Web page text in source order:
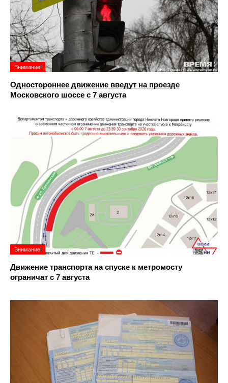
Внимание!
Одностороннее движение введут на проезде
Московского шоссе с 7 августа
Внимание!
Движение транспорта на спуске к метромосту
ограничат с 7 августа